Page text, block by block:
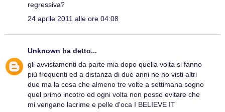
regressiva?
24 aprile 2011 alle ore 04:08
Unknown ha detto...
gli avvistamenti da parte mia dopo quella volta si fanno
più frequenti ed a distanza di due anni ne ho visti altri
due ma la cosa che almeno tre volte a settimana sogno
quel primo incotro ed ogni volta non posso evitare che
mi vengano lacrime e pelle d'oca I BELIEVE IT